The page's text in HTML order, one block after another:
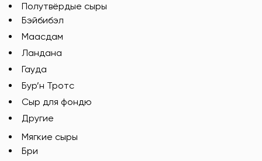
Полутвёрдые сыры
Бэйбибэл
Маасдам
Ландана
Гауда
Бур’н Тротс
Сыр для фондю
Другие
Мягкие сыры
Бри